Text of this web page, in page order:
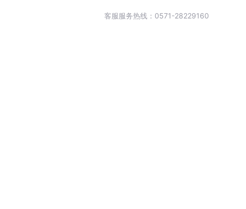
客服服务热线：0571-28229160